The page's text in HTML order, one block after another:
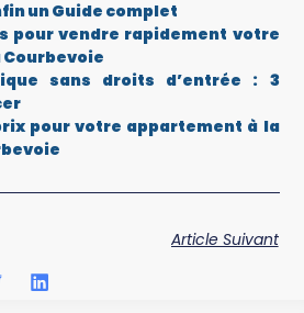
un Guide complet
pour vendre rapidement votre
sans droits d’entrée : 3
pour votre appartement à la
Article Suivant